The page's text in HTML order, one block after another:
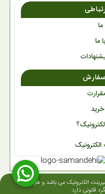
ما
الکترونیک می باشد و هر
قانونی دارد.